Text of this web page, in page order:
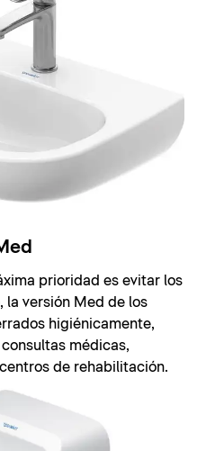
prioridad es evitar los
la versión Med de los
higiénicamente,
médicas,
de rehabilitación.